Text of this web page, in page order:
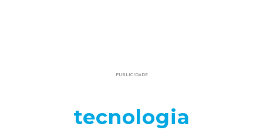
PUBLICIDADE
tecnologia